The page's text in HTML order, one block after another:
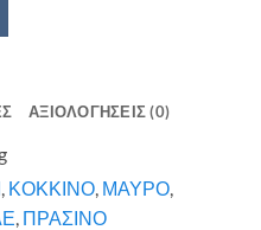
ΑΞΙΟΛΟΓΉΣΕΙΣ (0)
, ΚΟΚΚΙΝΟ, ΜΑΥΡΟ,
, ΠΡΑΣΙΝΟ